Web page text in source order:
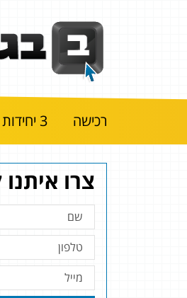
רכישה 3 יחידות
צרו